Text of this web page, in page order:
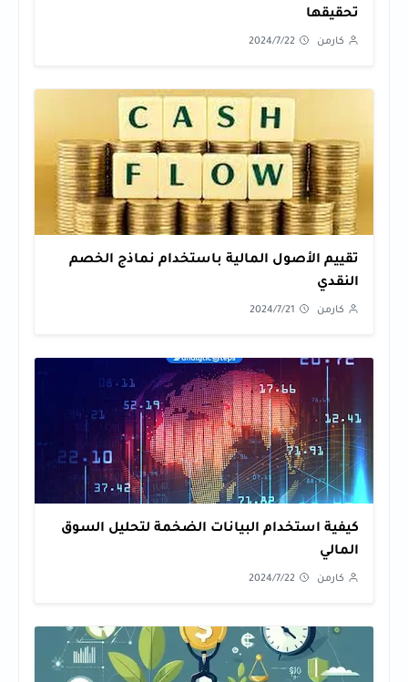
تحقيقها
كارمن 2024/7/22
تقييم الأصول المالية باستخدام نماذج الخصم
النقدي
كارمن 2024/7/21
كيفية استخدام البيانات الضخمة لتحليل السوق
المالي
كارمن 2024/7/22